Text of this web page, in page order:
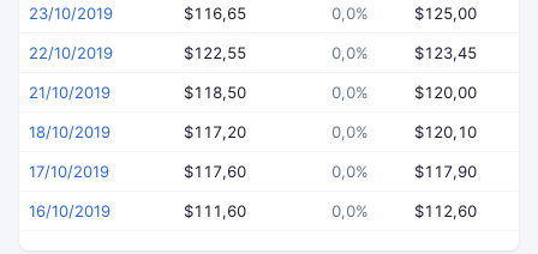
23/10/2019 $116,65 0,0% $125,00
22/10/2019 $122,55 0,0% $123,45
21/10/2019 $118,50 0,0% $120,00
18/10/2019 $117,20 0,0% $120,10
17/10/2019 $117,60 0,0% $117,90
16/10/2019 $111,60 0,0% $112,60